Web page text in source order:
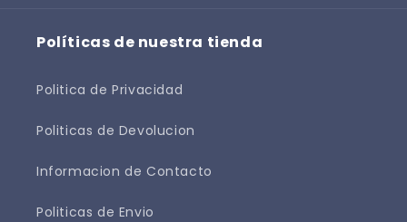
Políticas de nuestra tienda
Politica de Privacidad
Politicas de Devolucion
Informacion de Contacto
Politicas de Envio